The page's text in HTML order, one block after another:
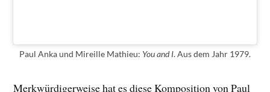
Paul Anka und Mireille Mathieu: You and I. Aus dem Jahr 1979.
Merkwürdigerweise hat es diese Komposition von Paul